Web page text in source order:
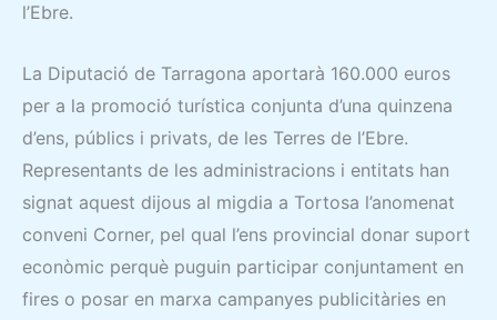
l’Ebre.
La Diputació de Tarragona aportarà 160.000 euros
per a la promoció turística conjunta d’una quinzena
d’ens, públics i privats, de les Terres de l’Ebre.
Representants de les administracions i entitats han
signat aquest dijous al migdia a Tortosa l’anomenat
conveni Corner, pel qual l’ens provincial donar suport
econòmic perquè puguin participar conjuntament en
fires o posar en marxa campanyes publicitàries en